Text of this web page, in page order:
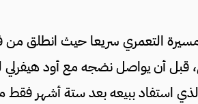
التعمري سريعا حيث انطلق من
قبل أن يواصل نضجه مع أود هيفرلي